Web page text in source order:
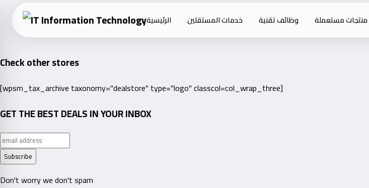
content
الرئيسية خدمات المستقلين وظائف تقنية منتجات مستعملة
Check other stores
[wpsm_tax_archive taxonomy="dealstore" type="logo" classcol=col_wrap_three]
GET THE BEST DEALS IN YOUR INBOX
Don't worry we don't spam